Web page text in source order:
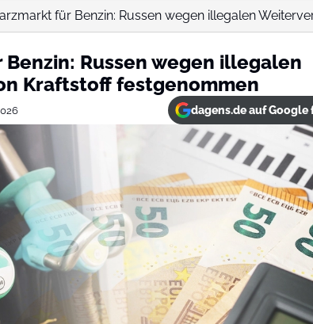
für Benzin: Russen wegen illegalen
Russen wegen illegalen
Kraftstoff festgenommen
dagens.de auf Google